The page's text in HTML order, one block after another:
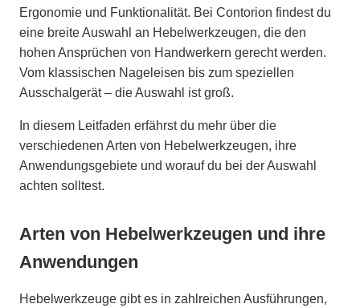
Ergonomie und Funktionalität. Bei Contorion findest du
eine breite Auswahl an Hebelwerkzeugen, die den
hohen Ansprüchen von Handwerkern gerecht werden.
Vom klassischen Nageleisen bis zum speziellen
Ausschalgerät – die Auswahl ist groß.
In diesem Leitfaden erfährst du mehr über die
verschiedenen Arten von Hebelwerkzeugen, ihre
Anwendungsgebiete und worauf du bei der Auswahl
achten solltest.
Arten von Hebelwerkzeugen und ihre
Anwendungen
Hebelwerkzeuge gibt es in zahlreichen Ausführungen,